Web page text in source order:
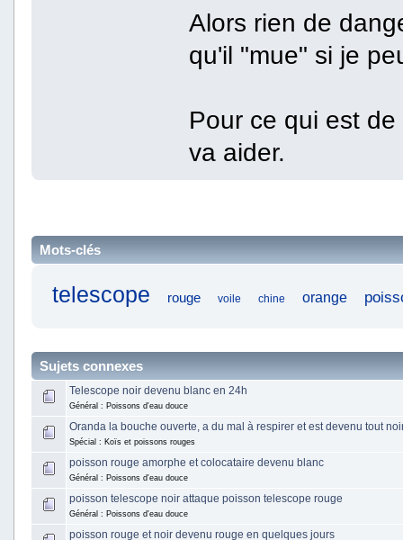
Alors rien de
qu'il "mue" si je
Pour ce qui est
va aider.
Mots-clés
telescope rouge voile chine orange
Sujets connexes
Telescope noir devenu blanc en 24h
Général : Poissons d'eau douce
Oranda la bouche ouverte, a du mal à respirer et est devenu tout
Spécial : Koïs et poissons rouges
poisson rouge amorphe et colocataire devenu blanc
Général : Poissons d'eau douce
poisson telescope noir attaque poisson telescope rouge
Général : Poissons d'eau douce
poisson rouge et noir devenu rouge en quelques jours